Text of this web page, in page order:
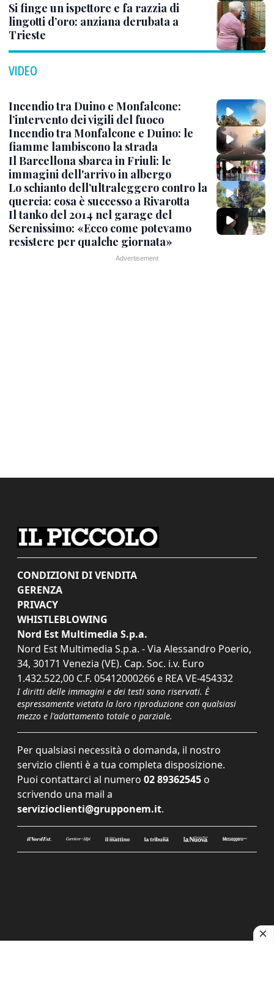
Si finge un ispettore e fa razzia di
lingotti d’oro: anziana derubata a
Trieste
VIDEO
Incendio tra Duino e Monfalcone:
l’intervento dei vigili del fuoco
Incendio tra Monfalcone e Duino: le
fiamme lambiscono la strada
Il Barcellona sbarca in Friuli: le
immagini dell'arrivo in albergo
Lo schianto dell’ultraleggero contro la
quercia: cosa è successo a Rivarotta
Il tanko del 2014 nel garage del
Serenissimo: «Ecco come potevamo
resistere per qualche giornata»
CONDIZIONI DI VENDITA
GERENZA
PRIVACY
WHISTLEBLOWING
Nord Est Multimedia S.p.a.
Nord Est Multimedia S.p.a. - Via Alessandro Poerio,
34, 30171 Venezia (VE). Cap. Soc. i.v. Euro
1.432.522,00 C.F. 05412000266 e REA VE-454332
I diritti delle immagini e dei testi sono riservati. È
espressamente vietata la loro riproduzione con qualsiasi
mezzo e l'adattamento totale o parziale.
Per qualsiasi necessità o domanda, il nostro
servizio clienti è a tua completa disposizione.
Puoi contattarci al numero 02 89362545 o
scrivendo una mail a
servizioclienti@grupponem.it.